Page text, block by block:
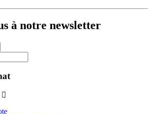
à notre newsletter